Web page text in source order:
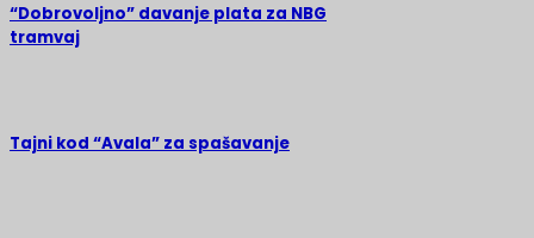
“Dobrovoljno” davanje plata za NBG
tramvaj
Tajni kod “Avala” za spašavanje